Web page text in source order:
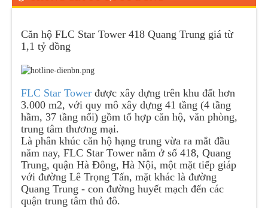
Căn hộ FLC Star Tower 418 Quang Trung giá từ
1,1 tỷ đồng
FLC Star Tower được xây dựng trên khu đất hơn
3.000 m2, với quy mô xây dựng 41 tầng (4 tầng
hầm, 37 tầng nổi) gồm tổ hợp căn hộ, văn phòng,
trung tâm thương mại.
Là phân khúc căn hộ hạng trung vừa ra mắt đầu
năm nay, FLC Star Tower nằm ở số 418, Quang
Trung, quận Hà Đông, Hà Nội, một mặt tiếp giáp
với đường Lê Trọng Tấn, mặt khác là đường
Quang Trung - con đường huyết mạch đến các
quận trung tâm thủ đô.